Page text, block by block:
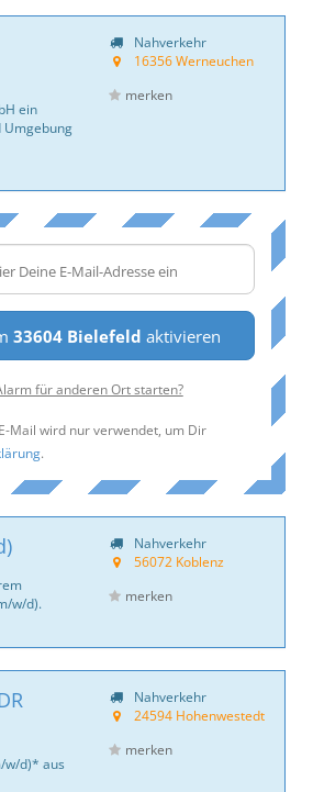
ein
Nahverkehr
16356 Werneuchen
merken
33604 Bielefeld aktivieren
für anderen Ort starten?
Mail wird nur verwendet, um Dir
.
w/d).
Nahverkehr
56072 Koblenz
merken
w/d)* aus
Nahverkehr
24594 Hohenwestedt
merken